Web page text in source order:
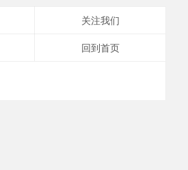
关注我们
回到首页